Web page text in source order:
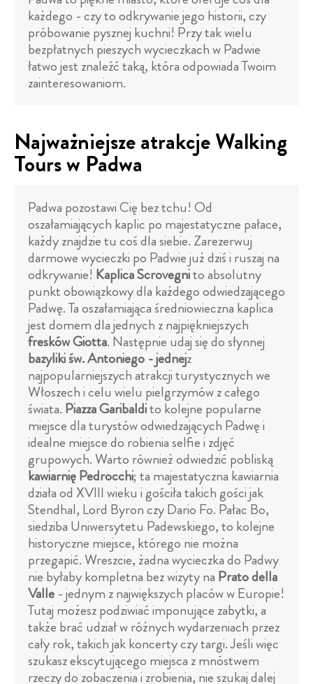
każdego - czy to odkrywanie jego historii, czy
próbowanie pysznej kuchni! Przy tak wielu
bezpłatnych pieszych wycieczkach w Padwie
łatwo jest znaleźć taką, która odpowiada Twoim
zainteresowaniom.
Najważniejsze atrakcje Walking
Tours w Padwa
Padwa pozostawi Cię bez tchu! Od
oszałamiających kaplic po majestatyczne pałace,
każdy znajdzie tu coś dla siebie. Zarezerwuj
darmowe wycieczki po Padwie już dziś i ruszaj na
odkrywanie! Kaplica Scrovegnito absolutny
punkt obowiązkowy dla każdego odwiedzającego
Padwę. Ta oszałamiająca średniowieczna kaplica
jest domem dla jednych z najpiękniejszych
fresków Giotta. Następnie udaj się do słynnej
bazyliki św. Antoniego - jednejz
najpopularniejszych atrakcji turystycznych we
Włoszech i celu wielu pielgrzymów z całego
świata. Piazza Garibaldito kolejne popularne
miejsce dla turystów odwiedzających Padwę i
idealne miejsce do robienia selfie i zdjęć
grupowych. Warto również odwiedzić pobliską
kawiarnię Pedrocchi; ta majestatyczna kawiarnia
działa od XVIII wieku i gościła takich gości jak
Stendhal, Lord Byron czy Dario Fo. Pałac Bo,
siedziba Uniwersytetu Padewskiego, to kolejne
historyczne miejsce, którego nie można
przegapić. Wreszcie, żadna wycieczka do Padwy
nie byłaby kompletna bez wizyty na Prato della
Valle - jednym z największych placów w Europie!
Tutaj możesz podziwiać imponujące zabytki, a
także brać udział w różnych wydarzeniach przez
cały rok, takich jak koncerty czy targi. Jeśli więc
szukasz ekscytującego miejsca z mnóstwem
rzeczy do zobaczenia i zrobienia, nie szukaj dalej